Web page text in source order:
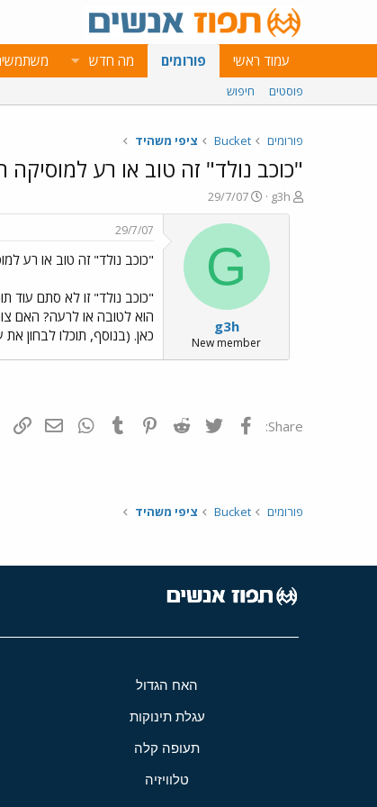
עמוד ראשי פורומים מה חדש
פוסטים חיפוש
פורומים Bucket ציפי משהיד
"כוכב נולד" זה טוב או רע למוסיקה
פ
ו
g3h
פ
ו
ר
א
י
ך
29/7/07
G
g3h
New member
29/7/07
"כוכב נולד" זה טוב או רע
"כוכב נולד" זו לא סתם עוד
הוא לטובה או לרעה? האם
כאן. (בנוסף, תוכלו לבחון
Share: פייסבוק Twitter
Reddit
Pinterest
Tumblr
WhatsApp
דואר
פורומים Bucket ציפי משהיד
האח הגדול
עגלת תינוקות
תעופה קלה
טלוויזיה